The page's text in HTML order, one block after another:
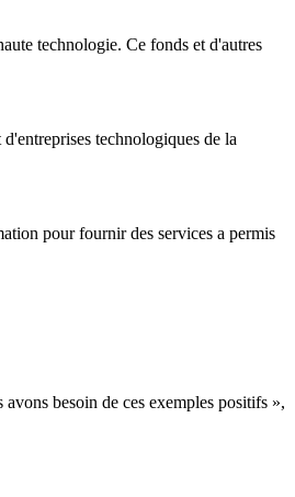
technologie. Ce fonds et d'autres
technologiques de la
pour fournir des services a permis
besoin de ces exemples positifs »,